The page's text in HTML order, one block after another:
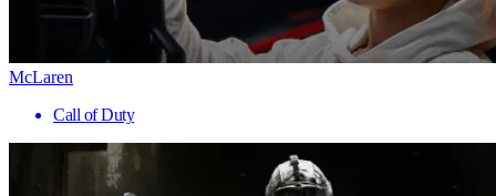
McLaren
Call of Duty